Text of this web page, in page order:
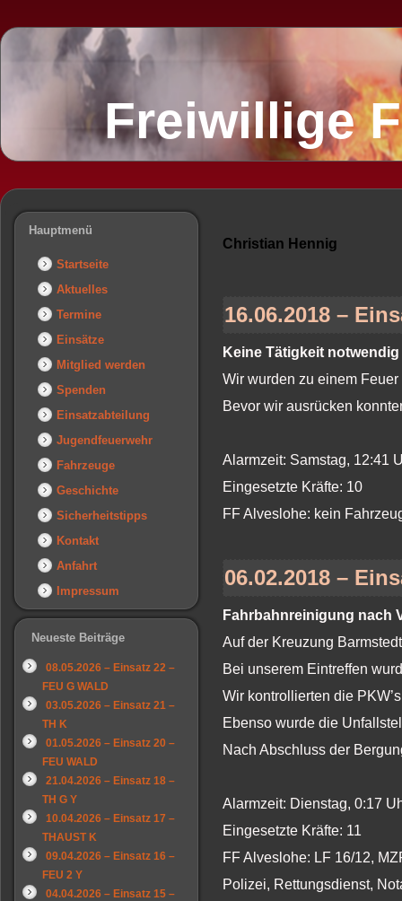
Freiwillige
Hauptmenü
Startseite
Aktuelles
Termine
Einsätze
Mitglied werden
Spenden
Einsatzabteilung
Jugendfeuerwehr
Fahrzeuge
Geschichte
Sicherheitstipps
Kontakt
Anfahrt
Impressum
Neueste Beiträge
08.05.2026 – Einsatz 22 –
FEU G WALD
03.05.2026 – Einsatz 21 –
TH K
01.05.2026 – Einsatz 20 –
FEU WALD
21.04.2026 – Einsatz 18 –
TH G Y
10.04.2026 – Einsatz 17 –
THAUST K
09.04.2026 – Einsatz 16 –
FEU 2 Y
04.04.2026 – Einsatz 15 –
Christian Hennig
16.06.2018 –
Keine Tätigkeit notwendig
Wir wurden zu einem
Bevor wir ausrücken
Alarmzeit: Samstag, 12:41
Eingesetzte Kräfte: 10
FF Alveslohe: kein
06.02.2018 –
Fahrbahnreinigung nach
Auf der Kreuzung
Bei unserem Eintreffen
Wir kontrollierten die
Ebenso wurde die
Nach Abschluss der
Alarmzeit: Dienstag, 0:17
Eingesetzte Kräfte: 11
FF Alveslohe: LF 16/12,
Polizei, Rettungsdienst,